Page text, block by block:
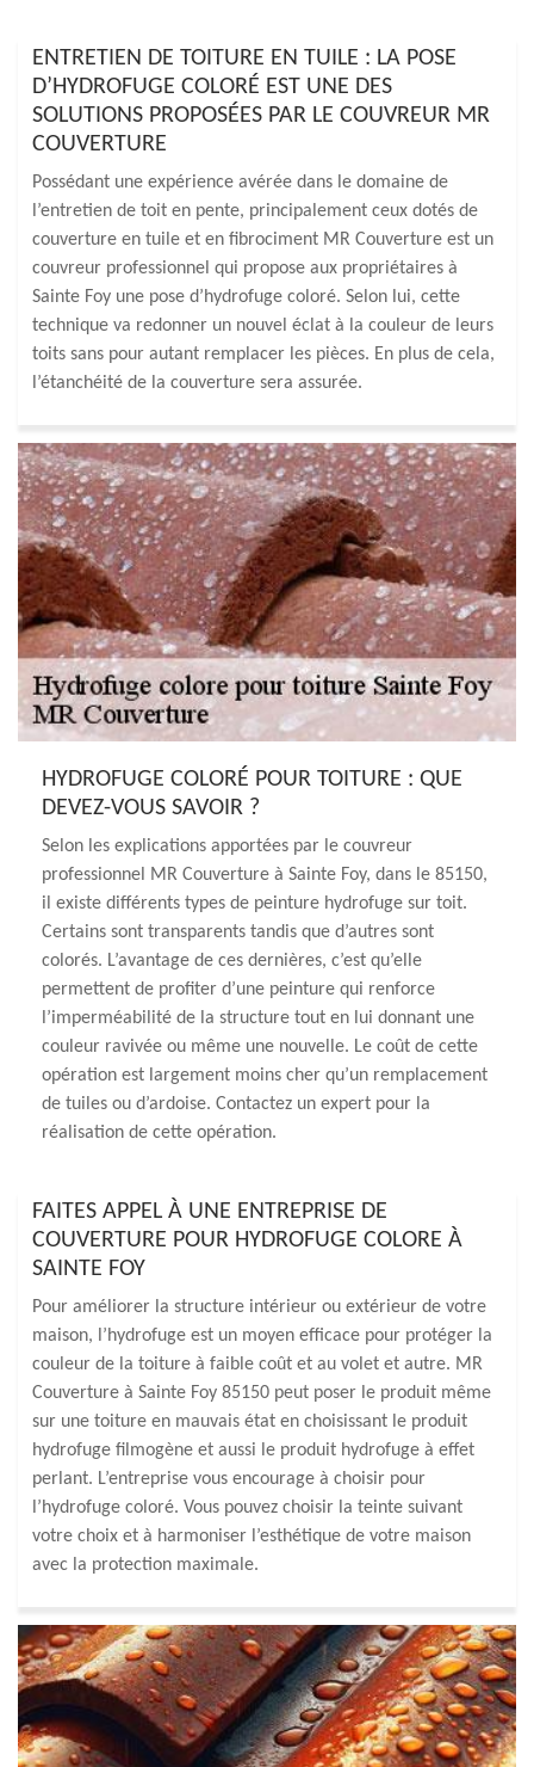
ENTRETIEN DE TOITURE EN TUILE : LA POSE
D’HYDROFUGE COLORÉ EST UNE DES
SOLUTIONS PROPOSÉES PAR LE COUVREUR MR
COUVERTURE
Possédant une expérience avérée dans le domaine de
l’entretien de toit en pente, principalement ceux dotés de
couverture en tuile et en fibrociment MR Couverture est un
couvreur professionnel qui propose aux propriétaires à
Sainte Foy une pose d’hydrofuge coloré. Selon lui, cette
technique va redonner un nouvel éclat à la couleur de leurs
toits sans pour autant remplacer les pièces. En plus de cela,
l’étanchéité de la couverture sera assurée.
HYDROFUGE COLORÉ POUR TOITURE : QUE
DEVEZ-VOUS SAVOIR ?
Selon les explications apportées par le couvreur
professionnel MR Couverture à Sainte Foy, dans le 85150,
il existe différents types de peinture hydrofuge sur toit.
Certains sont transparents tandis que d’autres sont
colorés. L’avantage de ces dernières, c’est qu’elle
permettent de profiter d’une peinture qui renforce
l’imperméabilité de la structure tout en lui donnant une
couleur ravivée ou même une nouvelle. Le coût de cette
opération est largement moins cher qu’un remplacement
de tuiles ou d’ardoise. Contactez un expert pour la
réalisation de cette opération.
FAITES APPEL À UNE ENTREPRISE DE
COUVERTURE POUR HYDROFUGE COLORE À
SAINTE FOY
Pour améliorer la structure intérieur ou extérieur de votre
maison, l’hydrofuge est un moyen efficace pour protéger la
couleur de la toiture à faible coût et au volet et autre. MR
Couverture à Sainte Foy 85150 peut poser le produit même
sur une toiture en mauvais état en choisissant le produit
hydrofuge filmogène et aussi le produit hydrofuge à effet
perlant. L’entreprise vous encourage à choisir pour
l’hydrofuge coloré. Vous pouvez choisir la teinte suivant
votre choix et à harmoniser l’esthétique de votre maison
avec la protection maximale.